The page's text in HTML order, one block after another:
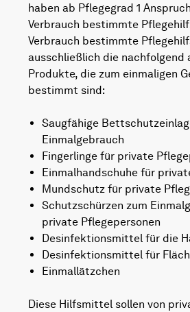
haben ab Pflegegrad 1
Verbrauch bestimmte
Verbrauch bestimmte
ausschließlich die nachfolgend
Produkte, die zum einmaligen
bestimmt sind:
Saugfähige
Einmalgebrauch
Fingerlinge für private
Einmalhandschuhe für
Mundschutz für private
Schutzschürzen zum
private Pflegepersonen
Desinfektionsmittel für die
Desinfektionsmittel für
Einmallätzchen
Diese Hilfsmittel sollen von